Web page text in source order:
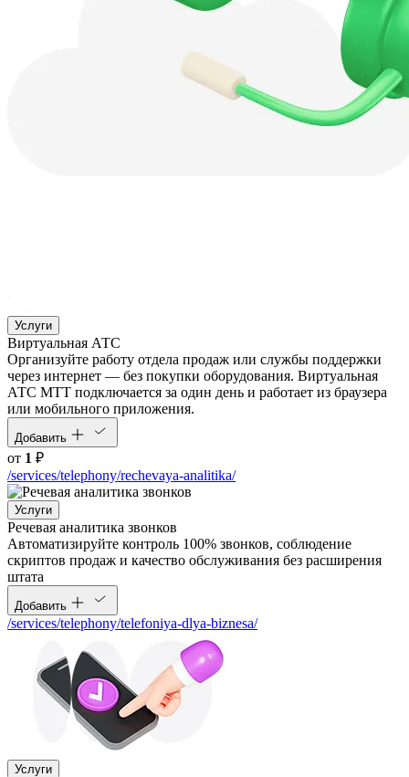
Услуги
Виртуальная АТС
Организуйте работу отдела продаж или службы поддержки
через интернет — без покупки оборудования. Виртуальная
АТС МТТ подключается за один день и работает из браузера
или мобильного приложения.
Добавить
от 1 ₽
/services/telephony/rechevaya-analitika/
Услуги
Речевая аналитика звонков
Автоматизируйте контроль 100% звонков, соблюдение
скриптов продаж и качество обслуживания без расширения
штата
Добавить
/services/telephony/telefoniya-dlya-biznesa/
Услуги